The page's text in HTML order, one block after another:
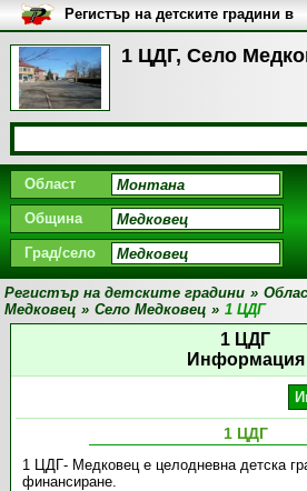
1 ЦДГ, Село
Регистър на детските градини в
България
Област
Община
Град/село
Регистър на детските градини »
Медковец » Село Медковец » 1 ЦДГ
1 ЦДГ
Информация
1 ЦДГ
1 ЦДГ- Медковец е целодневна детска
финансиране .